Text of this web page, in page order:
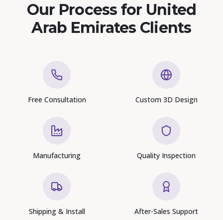
Our Process for United
Arab Emirates Clients
Free Consultation Custom 3D Design
Manufacturing Quality Inspection
Shipping & Install After-Sales Support